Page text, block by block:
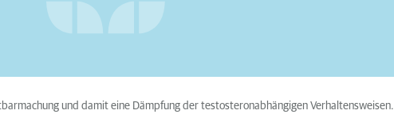
und damit eine Dämpfung der testosteronabhängigen Verhaltensweisen.